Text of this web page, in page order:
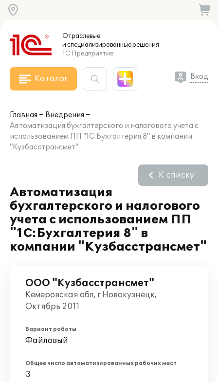
Отраслевые
и специализированныерешения
1С:Предприятие
Каталог Вход
Главная
Внедрения
Автоматизация бухгалтерского и налогового учета с
использованием ПП "1С:Бухгалтерия 8" в компании
"Кузбасстрансмет"
Автоматизация
бухгалтерского и налогового
учета с использованием ПП
"1С:Бухгалтерия 8" в
компании "Кузбасстрансмет"
К списку
ООО "Кузбасстрансмет"
Кемеровская обл, г Новокузнецк,
Октябрь 2011
Вариант работы
Файловый
Общее число автоматизированных рабочих мест
3